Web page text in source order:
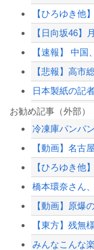
【日向坂46】
【速報】 中国
お勧め記事（外部）
【東方】残無
みんなこんな